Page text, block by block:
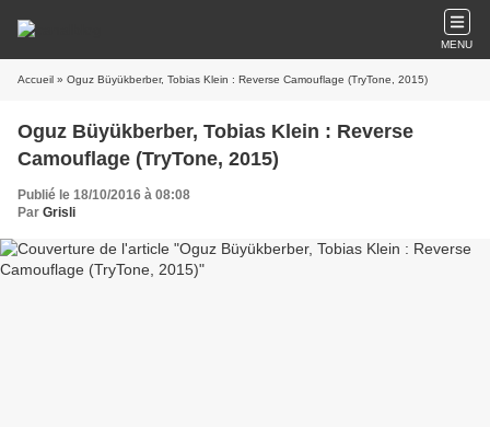
MENU
Accueil » Oguz Büyükberber, Tobias Klein : Reverse Camouflage (TryTone, 2015)
Oguz Büyükberber, Tobias Klein : Reverse
Camouflage (TryTone, 2015)
Publié le 18/10/2016 à 08:08
Par Grisli